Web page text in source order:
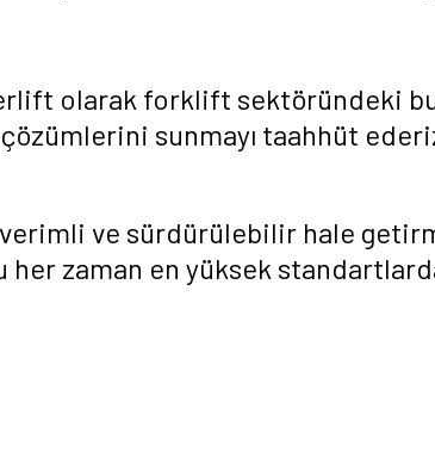
olarak forklift sektöründeki
sunmayı taahhüt
ve sürdürülebilir hale
her zaman en yüksek